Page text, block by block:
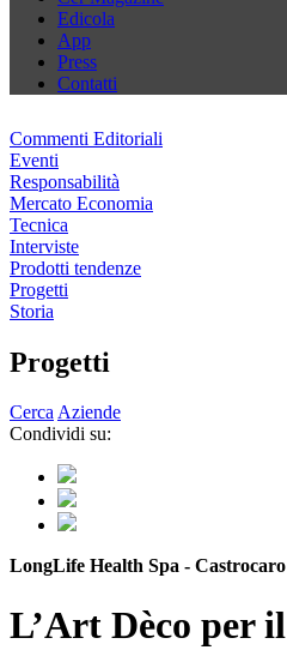
Edicola
App
Press
Contatti
Commenti Editoriali
Eventi
Responsabilità
Mercato Economia
Tecnica
Interviste
Prodotti tendenze
Progetti
Storia
Progetti
CercaAziende
Condividi su:
LongLife Health Spa -
L’Art Dèco per il